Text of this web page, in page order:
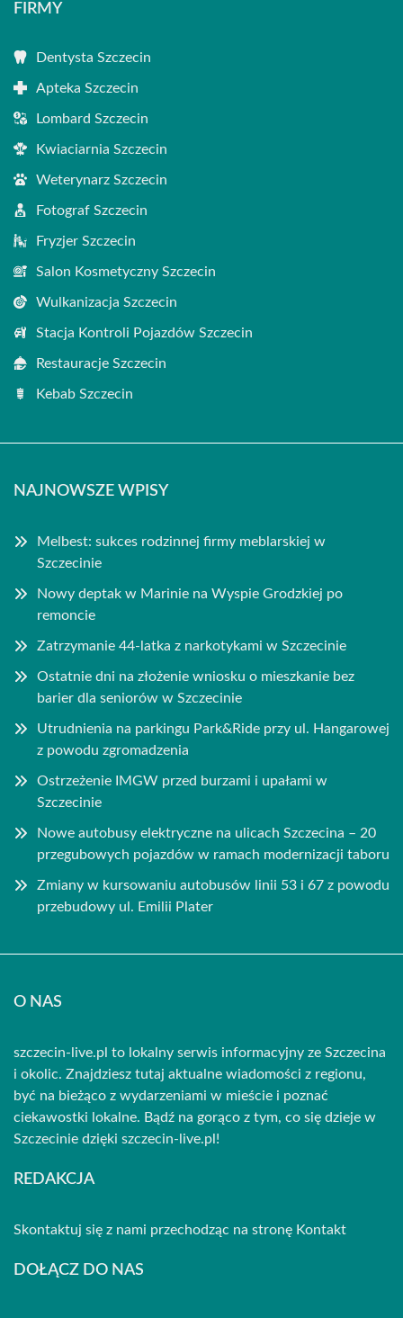
FIRMY
Dentysta Szczecin
Apteka Szczecin
Lombard Szczecin
Kwiaciarnia Szczecin
Weterynarz Szczecin
Fotograf Szczecin
Fryzjer Szczecin
Salon Kosmetyczny Szczecin
Wulkanizacja Szczecin
Stacja Kontroli Pojazdów Szczecin
Restauracje Szczecin
Kebab Szczecin
NAJNOWSZE WPISY
Melbest: sukces rodzinnej firmy meblarskiej w
Szczecinie
Nowy deptak w Marinie na Wyspie Grodzkiej po
remoncie
Zatrzymanie 44-latka z narkotykami w Szczecinie
Ostatnie dni na złożenie wniosku o mieszkanie bez
barier dla seniorów w Szczecinie
Utrudnienia na parkingu Park&Ride przy ul. Hangarowej
z powodu zgromadzenia
Ostrzeżenie IMGW przed burzami i upałami w
Szczecinie
Nowe autobusy elektryczne na ulicach Szczecina – 20
przegubowych pojazdów w ramach modernizacji taboru
Zmiany w kursowaniu autobusów linii 53 i 67 z powodu
przebudowy ul. Emilii Plater
O NAS
szczecin-live.pl to lokalny serwis informacyjny ze Szczecina
i okolic. Znajdziesz tutaj aktualne wiadomości z regionu,
być na bieżąco z wydarzeniami w mieście i poznać
ciekawostki lokalne. Bądź na gorąco z tym, co się dzieje w
Szczecinie dzięki szczecin-live.pl!
REDAKCJA
Skontaktuj się z nami przechodząc na stronę Kontakt
DOŁĄCZ DO NAS